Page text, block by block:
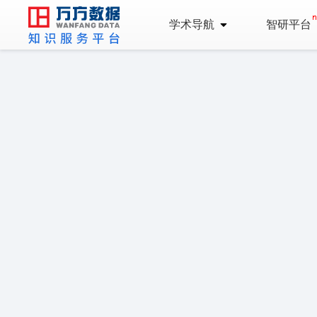
学术导航 智研平台